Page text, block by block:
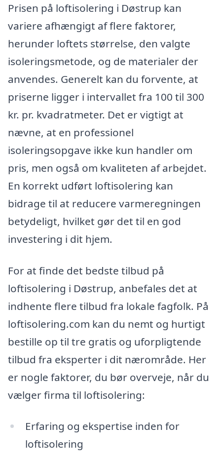
Prisen på loftisolering i Døstrup kan
variere afhængigt af flere faktorer,
herunder loftets størrelse, den valgte
isoleringsmetode, og de materialer der
anvendes. Generelt kan du forvente, at
priserne ligger i intervallet fra 100 til 300
kr. pr. kvadratmeter. Det er vigtigt at
nævne, at en professionel
isoleringsopgave ikke kun handler om
pris, men også om kvaliteten af arbejdet.
En korrekt udført loftisolering kan
bidrage til at reducere varmeregningen
betydeligt, hvilket gør det til en god
investering i dit hjem.
For at finde det bedste tilbud på
loftisolering i Døstrup, anbefales det at
indhente flere tilbud fra lokale fagfolk. På
loftisolering.com kan du nemt og hurtigt
bestille op til tre gratis og uforpligtende
tilbud fra eksperter i dit nærområde. Her
er nogle faktorer, du bør overveje, når du
vælger firma til loftisolering:
Erfaring og ekspertise inden for
loftisolering